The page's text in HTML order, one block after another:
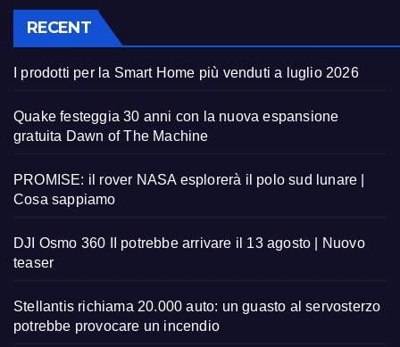
RECENT
I prodotti per la Smart Home più venduti a luglio 2026
Quake festeggia 30 anni con la nuova espansione
gratuita Dawn of The Machine
PROMISE: il rover NASA esplorerà il polo sud lunare |
Cosa sappiamo
DJI Osmo 360 II potrebbe arrivare il 13 agosto | Nuovo
teaser
Stellantis richiama 20.000 auto: un guasto al servosterzo
potrebbe provocare un incendio